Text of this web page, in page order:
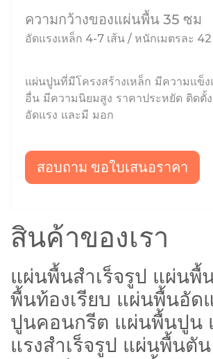
ความกว้างของแผ่นพื้น 35 ซม
อัดแรงเหล็ก 4-7 เส้น / หนักเมตรละ
แผ่นปูนที่มีโครงสร้างเหล็ก มีความแข็
อื่น มีความนิยมสูง ราคาประหยัด ติดตั้ง
อัดแรง และมี มอก
สอบถาม ขอใบเสนอราคา
สินค้าของเรา
แผ่นพื้นสำเร็จรูป แผ่นพื้
พื้นท้องเรียบ แผ่นพื้นอัด
ปูนคอนกรีต แผ่นพื้นปูน
แรงสำเร็จรูป แผ่นพื้นตัน